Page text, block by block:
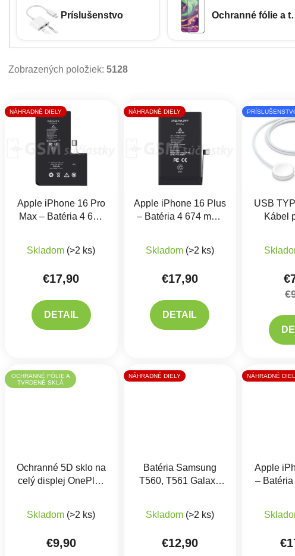
Príslušenstvo Ochranné fólie a
Zobrazených položiek: 5128
Výpis produktov
NÁHRADNÉ DIELY
Apple iPhone 16 Pro
Max – Batéria 4 685
Skladom (>2 ks)
€17,90
DETAIL
NÁHRADNÉ DIELY
Apple iPhone 16 Plus
– Batéria 4 674 mAh
Skladom (>2 ks)
€17,90
DETAIL
USB
Kábel
2
OCHRANNÉ FÓLIE A
TVRDENÉ SKLÁ
Ochranné 5D sklo na
celý displej OnePlus
Skladom (>2 ks)
€9,90
NÁHRADNÉ DIELY
Batéria Samsung
T560, T561 Galaxy
Skladom (>2 ks)
€12,90
NÁHRADNÉ
Apple
– Batéria